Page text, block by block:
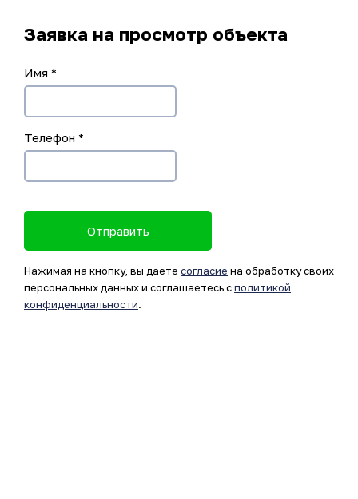
Заявка на просмотр объекта
Имя *
Телефон *
Отправить
Нажимая на кнопку, вы даете согласие на обработку своих
персональных данных и соглашаетесь сполитикой
конфиденциальности.